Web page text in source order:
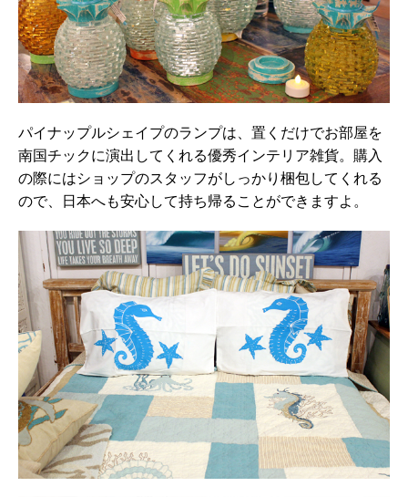
パイナップルシェイプのランプは、置くだけでお部屋を
南国チックに演出してくれる優秀インテリア雑貨。購入
の際にはショップのスタッフがしっかり梱包してくれる
ので、日本へも安心して持ち帰ることができますよ。